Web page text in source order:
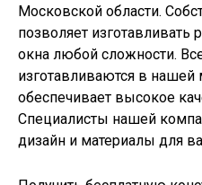
Московской области.
позволяет изготавливать
окна любой сложности.
изготавливаются в нашей
обеспечивает высокое
Специалисты нашей
дизайн и материалы для